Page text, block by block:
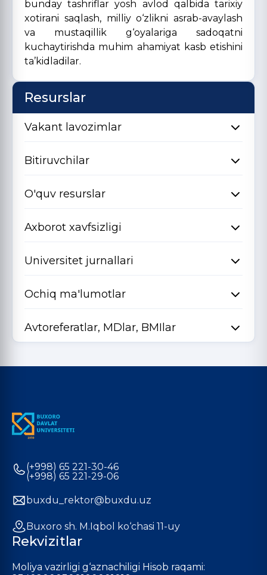
bunday tashriflar yosh avlod qalbida tarixiy
xotirani saqlash, milliy o‘zlikni asrab-avaylash
va mustaqillik g‘oyalariga sadoqatni
kuchaytirishda muhim ahamiyat kasb etishini
ta’kidladilar.
Resurslar
Vakant lavozimlar
Bitiruvchilar
O'quv resurslar
Axborot xavfsizligi
Universitet jurnallari
Ochiq ma'lumotlar
Avtoreferatlar, MDlar, BMIlar
(+998) 65 221-30-46
(+998) 65 221-29-06
buxdu_rektor@buxdu.uz
Buxoro sh. M.Iqbol ko‘chasi 11-uy
Rekvizitlar
Moliya vazirligi g‘aznachiligi Hisob raqami: